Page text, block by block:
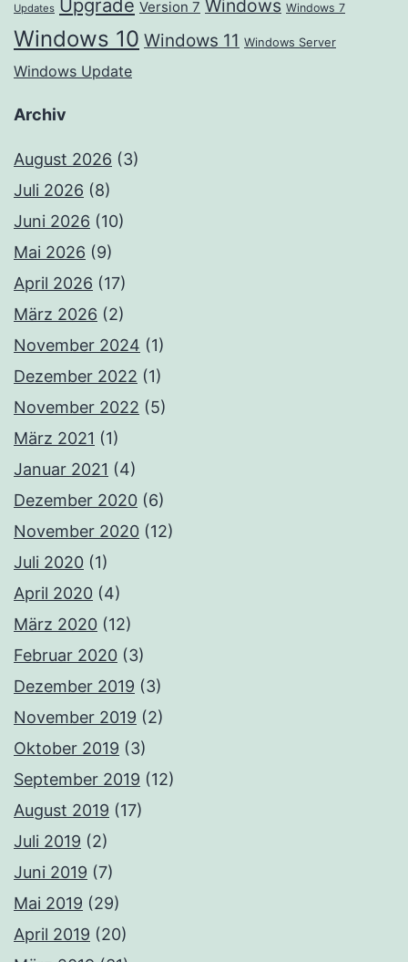
Updates Upgrade Version 7 Windows Windows 7
Windows 10 Windows 11 Windows Server
Windows Update
Archiv
August 2026 (3)
Juli 2026 (8)
Juni 2026 (10)
Mai 2026 (9)
April 2026 (17)
März 2026 (2)
November 2024 (1)
Dezember 2022 (1)
November 2022 (5)
März 2021 (1)
Januar 2021 (4)
Dezember 2020 (6)
November 2020 (12)
Juli 2020 (1)
April 2020 (4)
März 2020 (12)
Februar 2020 (3)
Dezember 2019 (3)
November 2019 (2)
Oktober 2019 (3)
September 2019 (12)
August 2019 (17)
Juli 2019 (2)
Juni 2019 (7)
Mai 2019 (29)
April 2019 (20)